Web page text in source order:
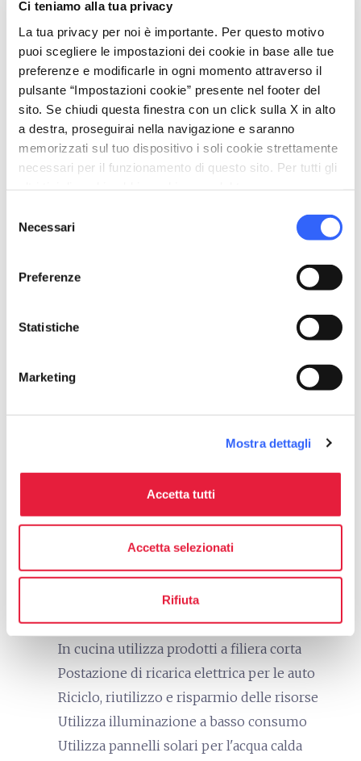
Ci teniamo alla tua privacy
La tua privacy per noi è importante. Per questo motivo
puoi scegliere le impostazioni dei cookie in base alle tue
preferenze e modificarle in ogni momento attraverso il
pulsante “Impostazioni cookie” presente nel footer del
sito. Se chiudi questa finestra con un click sulla X in alto
a destra, proseguirai nella navigazione e saranno
memorizzati sul tuo dispositivo i soli cookie strettamente
necessari per il funzionamento di questo sito. Per tutti gli
delNecessari
Preferenze
Statistiche
Marketing
Mostra dettagli
Accetta tutti
Accetta selezionati
Rifiuta
translate Lingue parlate
Inglese
Italiano
Russo
Spagnolo
sports_basketball Sport
Piscina scoperta
Tracciati scaricabili e/o su dispositivo GPS a
Noleggio E-MTB
cicloculturali
hiking Cammini
eco Vacanze sostenibili
Depurazione dell’acqua
Fa la raccolta differenziata
In cucina utilizza prodotti a filiera corta
Postazione di ricarica elettrica per le auto
Riciclo, riutilizzo e risparmio delle risorse
Utilizza illuminazione a basso consumo
Utilizza pannelli solari per l'acqua calda